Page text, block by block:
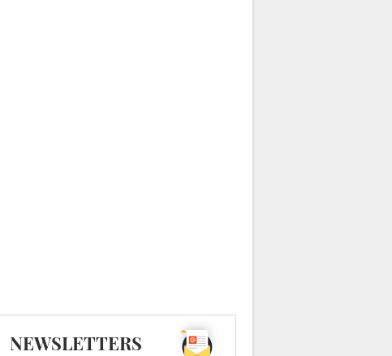
NEWSLETTERS